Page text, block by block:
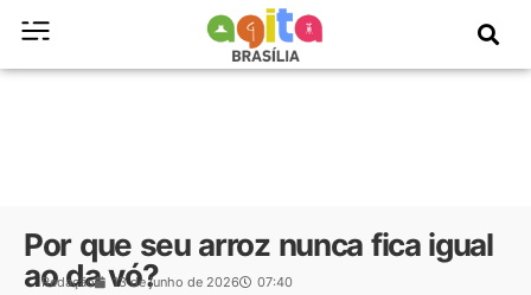
Por que seu arroz nunca fica igual
ao da vó?
Redação 13 de junho de 2026 07:40